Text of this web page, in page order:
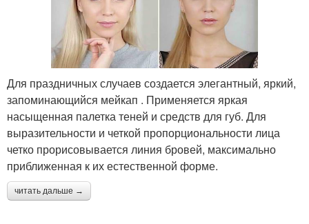
Для праздничных случаев создается элегантный, яркий,
запоминающийся мейкап . Применяется яркая
насыщенная палетка теней и средств для губ. Для
выразительности и четкой пропорциональности лица
четко прорисовывается линия бровей, максимально
приближенная к их естественной форме.
читать дальше →